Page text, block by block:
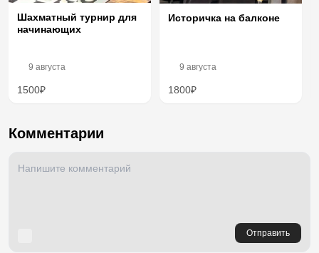
Шахматный турнир для
начинающих
9 августа
1500₽
Историчка на балконе
9 августа
1800₽
Комментарии
Отправить